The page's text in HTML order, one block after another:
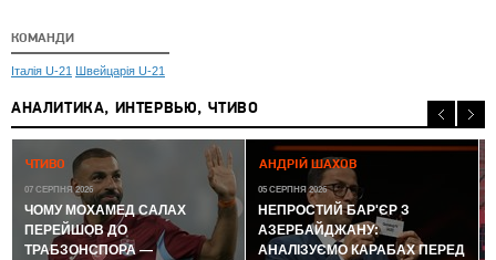
КОМАНДИ
Італія U-21 Швейцарія U-21
АНАЛИТИКА, ИНТЕРВЬЮ, ЧТИВО
ЧТИВО
07 СЕРПНЯ 2026
ЧОМУ МОХАМЕД САЛАХ
ПЕРЕЙШОВ ДО
ТРАБЗОНСПОРА —
АНДРІЙ ШАХОВ
05 СЕРПНЯ 2026
НЕПРОСТИЙ БАР'ЄР З
АЗЕРБАЙДЖАНУ:
АНАЛІЗУЄМО КАРАБАХ ПЕРЕД